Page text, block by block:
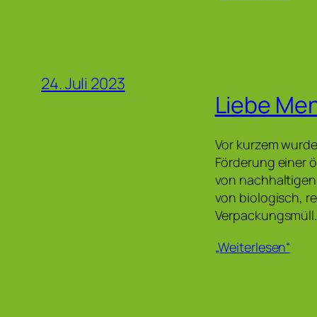
24. Juli 2023
Liebe
Vor kurzem
Förderung einer
von
von biologisch,
„Weiterlesen“